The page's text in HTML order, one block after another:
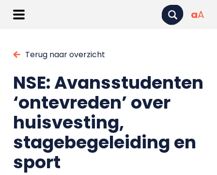
aA
Terug naar overzicht
NSE: Avansstudenten
‘ontevreden’ over
huisvesting,
stagebegeleiding en
sport